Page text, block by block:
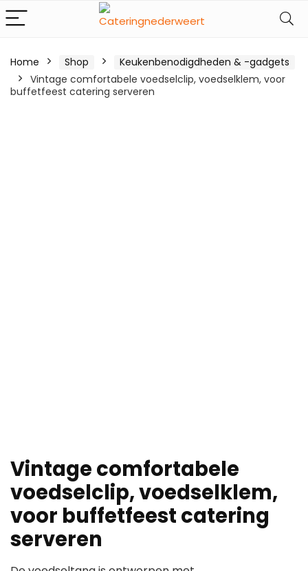
Home Shop
Keukenbenodigdheden & -gadgets
Vintage comfortabele voedselclip, voedselklem, voor
buffetfeest catering serveren
Vintage comfortabele
voedselclip, voedselklem,
voor buffetfeest catering
serveren